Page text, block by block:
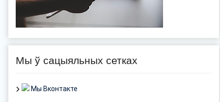
Мы ў сацыяльных сетках
Мы Вконтакте